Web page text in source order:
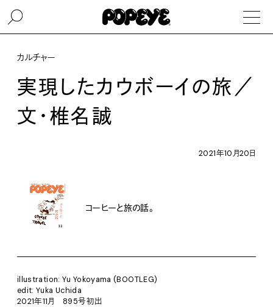
カルチャー
実現したカウボーイの旅／
文・椎名誠
2021年10月20日
コーヒーと旅の話。
illustration: Yu Yokoyama (BOOTLEG)
edit: Yuka Uchida
2021年11月 895号初出